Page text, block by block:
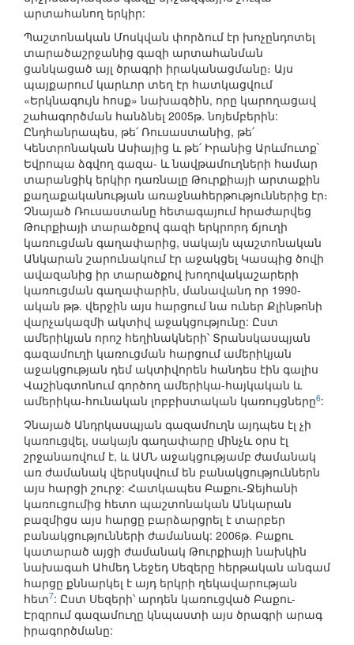
արտահանող երկիր:
Պաշտոնական Մոսկվան փորձում էր խոչընդոտել
տարածաշրջանից գազի արտահանման
ցանկացած այլ ծրագրի իրականացմանը։ Այս
պայքարում կարևոր տեղ էր հատկացվում
«Երկնագույն հոսք» նախագծին, որը կարողացավ
շահագործման հանձնել 2005թ. նոյեմբերին:
Ընդհանրապես, թե՛ Ռուսաստանից, թե՛
Կենտրոնական Ասիայից և թե՛ Իրանից Արևմուտք`
Եվրոպա ձգվող գազա- և նավթամուղների համար
տարանցիկ երկիր դառնալը Թուրքիայի արտաքին
քաղաքականության առաջնահերթություններից էր։
Չնայած Ռուսաստանը հետագայում հրաժարվեց
Թուրքիայի տարածքով գազի երկրորդ ճյուղի
կառուցման գաղափարից, սակայն պաշտոնական
Անկարան շարունակում էր աջակցել Կասպից ծովի
ավազանից իր տարածքով խողովակաշարերի
կառուցման գաղափարին, մանավանդ որ 1990-
ական թթ. վերջին այս հարցում նա ուներ Քլինթոնի
վարչակազմի ակտիվ աջակցությունը: Ըստ
ամերիկյան որոշ հեղինակների՝ Տրանսկասպյան
գազամուղի կառուցման հարցում ամերիկյան
աջակցության դեմ ակտիվորեն հանդես էին գալիս
Վաշինգտոնում գործող ամերիկա-հայկական և
ամերիկա-հունական լոբբիստական կառույցները6:
Չնայած Անդրկասպյան գազամուղն այդպես էլ չի
կառուցվել, սակայն գաղափարը մինչև օրս էլ
շրջանառվում է, և ԱՄՆ աջակցությամբ ժամանակ
առ ժամանակ վերսկսվում են բանակցություններն
այս հարցի շուրջ: Հատկապես Բաքու-Ջեյհանի
կառուցումից հետո պաշտոնական Անկարան
բազմիցս այս հարցը բարձարցրել է տարբեր
բանակցությունների ժամանակ: 2006թ. Բաքու
կատարած այցի ժամանակ Թուրքիայի նախկին
նախագահ Ահմեդ Նեջեդ Սեզերը հերթական անգամ
հարցը քննարկել է այդ երկրի ղեկավարության
հետ7: Ըստ Սեզերի՝ արդեն կառուցված Բաքու-
Էրզրում գազամուղը կնպաստի այս ծրագրի արագ
իրագործմանը: